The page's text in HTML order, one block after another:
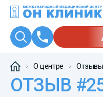
О центре Отзывы
ОТЗЫВ